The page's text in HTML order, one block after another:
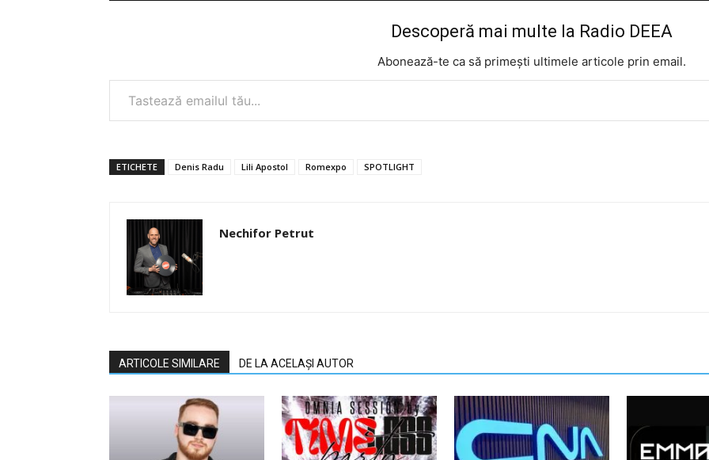
Descoperă mai multe la Radio DEEA
Abonează-te ca să primești ultimele articole prin email.
Tastează emailul tău...
ETICHETE Denis Radu Lili Apostol Romexpo SPOTLIGHT
Nechifor Petrut
ARTICOLE SIMILARE DE LA ACELAȘI AUTOR